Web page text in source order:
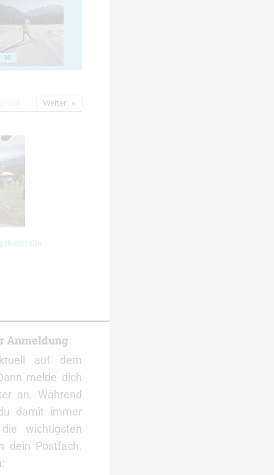
30
Weiter
Anmeldung
auf dem
melde dich
an. Während
damit immer
wichtigsten
dein Postfach.